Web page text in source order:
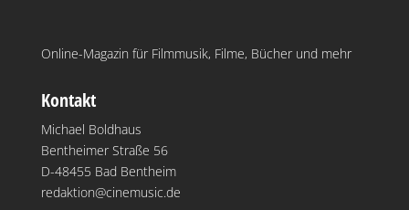
Online-Magazin für Filmmusik, Filme, Bücher und mehr
Kontakt
Michael Boldhaus
Bentheimer Straße 56
D-48455 Bad Bentheim
redaktion@cinemusic.de